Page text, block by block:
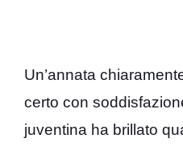
Un’annata
certo con
juventina ha brillato